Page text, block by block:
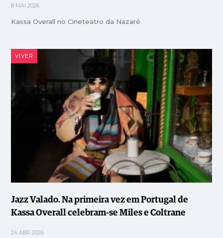
8 MAI 2026
Kassa Overall no Cineteatro da Nazaré
VIVER
Jazz Valado. Na primeira vez em Portugal de
Kassa Overall celebram-se Miles e Coltrane
24 ABR 2026